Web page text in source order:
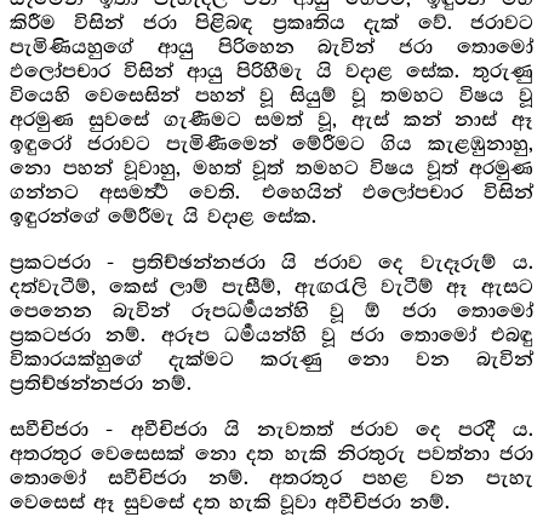
කිරීම විසින් ජරා පිළිබඳ ප්‍රකෘතිය දැක් වේ. ජරාවට
පැමිණියහුගේ ආයු පිරිහෙන බැවින් ජරා තොමෝ
ඵලෝපචාර විසින් ආයු පිරිහීමැ යි වදාළ සේක. තුරුණු
වියෙහි වෙසෙසින් පහන් වූ සියුම් වූ තමහට විෂය වූ
අරමුණ සුවසේ ගැණීමට සමත් වූ, ඇස් කන් නාස් ඈ
ඉඳුරෝ ජරාවට පැමිණීමෙන් මේරීමට ගිය කැළඹුනාහු,
නො පහන් වූවාහු, මහත් වූත් තමහට විෂය වූත් අරමුණ
ගන්නට අසමර්‍ත්‍ථ වෙති. එහෙයින් ඵලෝපචාර විසින්
ඉඳුරන්ගේ මේරීමැ යි වදාළ සේක.
ප්‍රකටජරා - ප්‍රතිච්ඡන්නජරා යි ජරාව දෙ වැදෑරුම් ය.
දත්වැටීම්, කෙස් ලාම් පැසීම්, ඇඟරැලි වැටීම් ඈ ඇසට
පෙනෙන බැවින් රූපධර්‍මයන්හි වූ ඕ ජරා තොමෝ
ප්‍රකටජරා නම්. අරූප ධර්‍මයන්හි වූ ජරා තොමෝ එබඳු
විකාරයක්හුගේ දැක්මට කරුණු නො වන බැවින්
ප්‍රතිච්ඡන්නජරා නම්.
සවීචිජරා - අවීචිජරා යි නැවතත් ජරාව දෙ පරදී ය.
අතරතුර වෙසෙසක් නො දත හැකි නිරතුරු පවත්නා ජරා
තොමෝ සවීචිජරා නම්. අතරතුර පහළ වන පැහැ
වෙසෙස් ඈ සුවසේ දත හැකි වූවා අවීචිජරා නම්.